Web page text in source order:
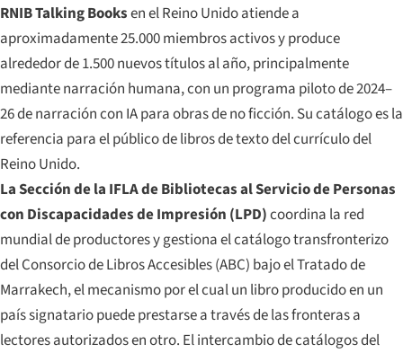
RNIB Talking Booksen el Reino Unido atiende a
aproximadamente 25.000 miembros activos y produce
alrededor de 1.500 nuevos títulos al año, principalmente
mediante narración humana, con un programa piloto de 2024–
26 de narración con IA para obras de no ficción. Su catálogo es la
referencia para el público de libros de texto del currículo del
Reino Unido.
La Sección de la IFLA de Bibliotecas al Servicio de Personas
con Discapacidades de Impresión (LPD)coordina la red
mundial de productores y gestiona el catálogo transfronterizo
del Consorcio de Libros Accesibles (ABC) bajo el Tratado de
Marrakech, el mecanismo por el cual un libro producido en un
país signatario puede prestarse a través de las fronteras a
lectores autorizados en otro. El intercambio de catálogos del